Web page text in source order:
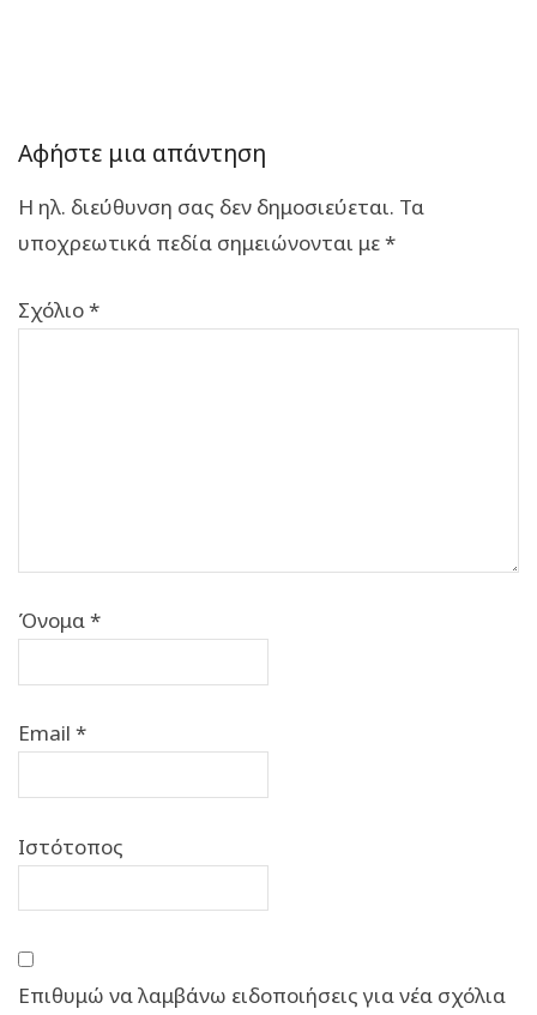
Αφήστε μια απάντηση
Η ηλ. διεύθυνση σας δεν δημοσιεύεται. Τα
υποχρεωτικά πεδία σημειώνονται με*
Σχόλιο*
Όνομα*
Email *
Ιστότοπος
Επιθυμώ να λαμβάνω ειδοποιήσεις για νέα σχόλια